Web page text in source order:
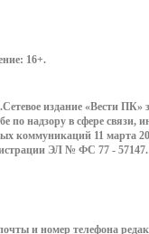
16+.
издание «Вести ПК»
по надзору в сфере связи,
коммуникаций 11 марта
ЭЛ № ФС 77 - 57147.
и номер телефона